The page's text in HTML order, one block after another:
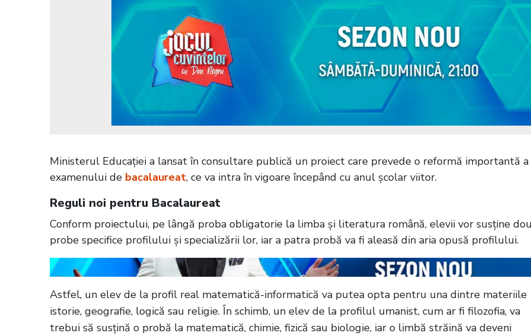
Ministerul Educației a lansat în consultare publică un proiect care prevede o reformă importantă a
examenului de bacalaureat, ce va intra în vigoare începând cu anul școlar viitor.
Reguli noi pentru Bacalaureat
Conform proiectului, pe lângă proba obligatorie la limba și literatura română, elevii vor susține
probe specifice profilului și specializării lor, iar a patra probă va fi aleasă din aria opusă profilului.
Astfel, un elev de la profil real matematică-informatică va putea opta pentru una dintre materiile
istorie, geografie, logică sau religie. În schimb, un elev de la profilul umanist, cum ar fi filozofia, va
trebui să susțină o probă la matematică, chimie, fizică sau biologie, iar o limbă străină va deveni